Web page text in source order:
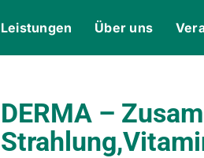
Leistungen Über uns
DERMA –